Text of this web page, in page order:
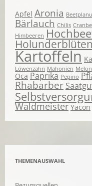
Apfel Aronia
Bärlauch Chilis
Himbeeren
Kartoffeln
Löwenzahn Mahonien
Oca Paprika Pepino
Rhabarber
Waldmeister Yacon
THEMENAUSWAHL